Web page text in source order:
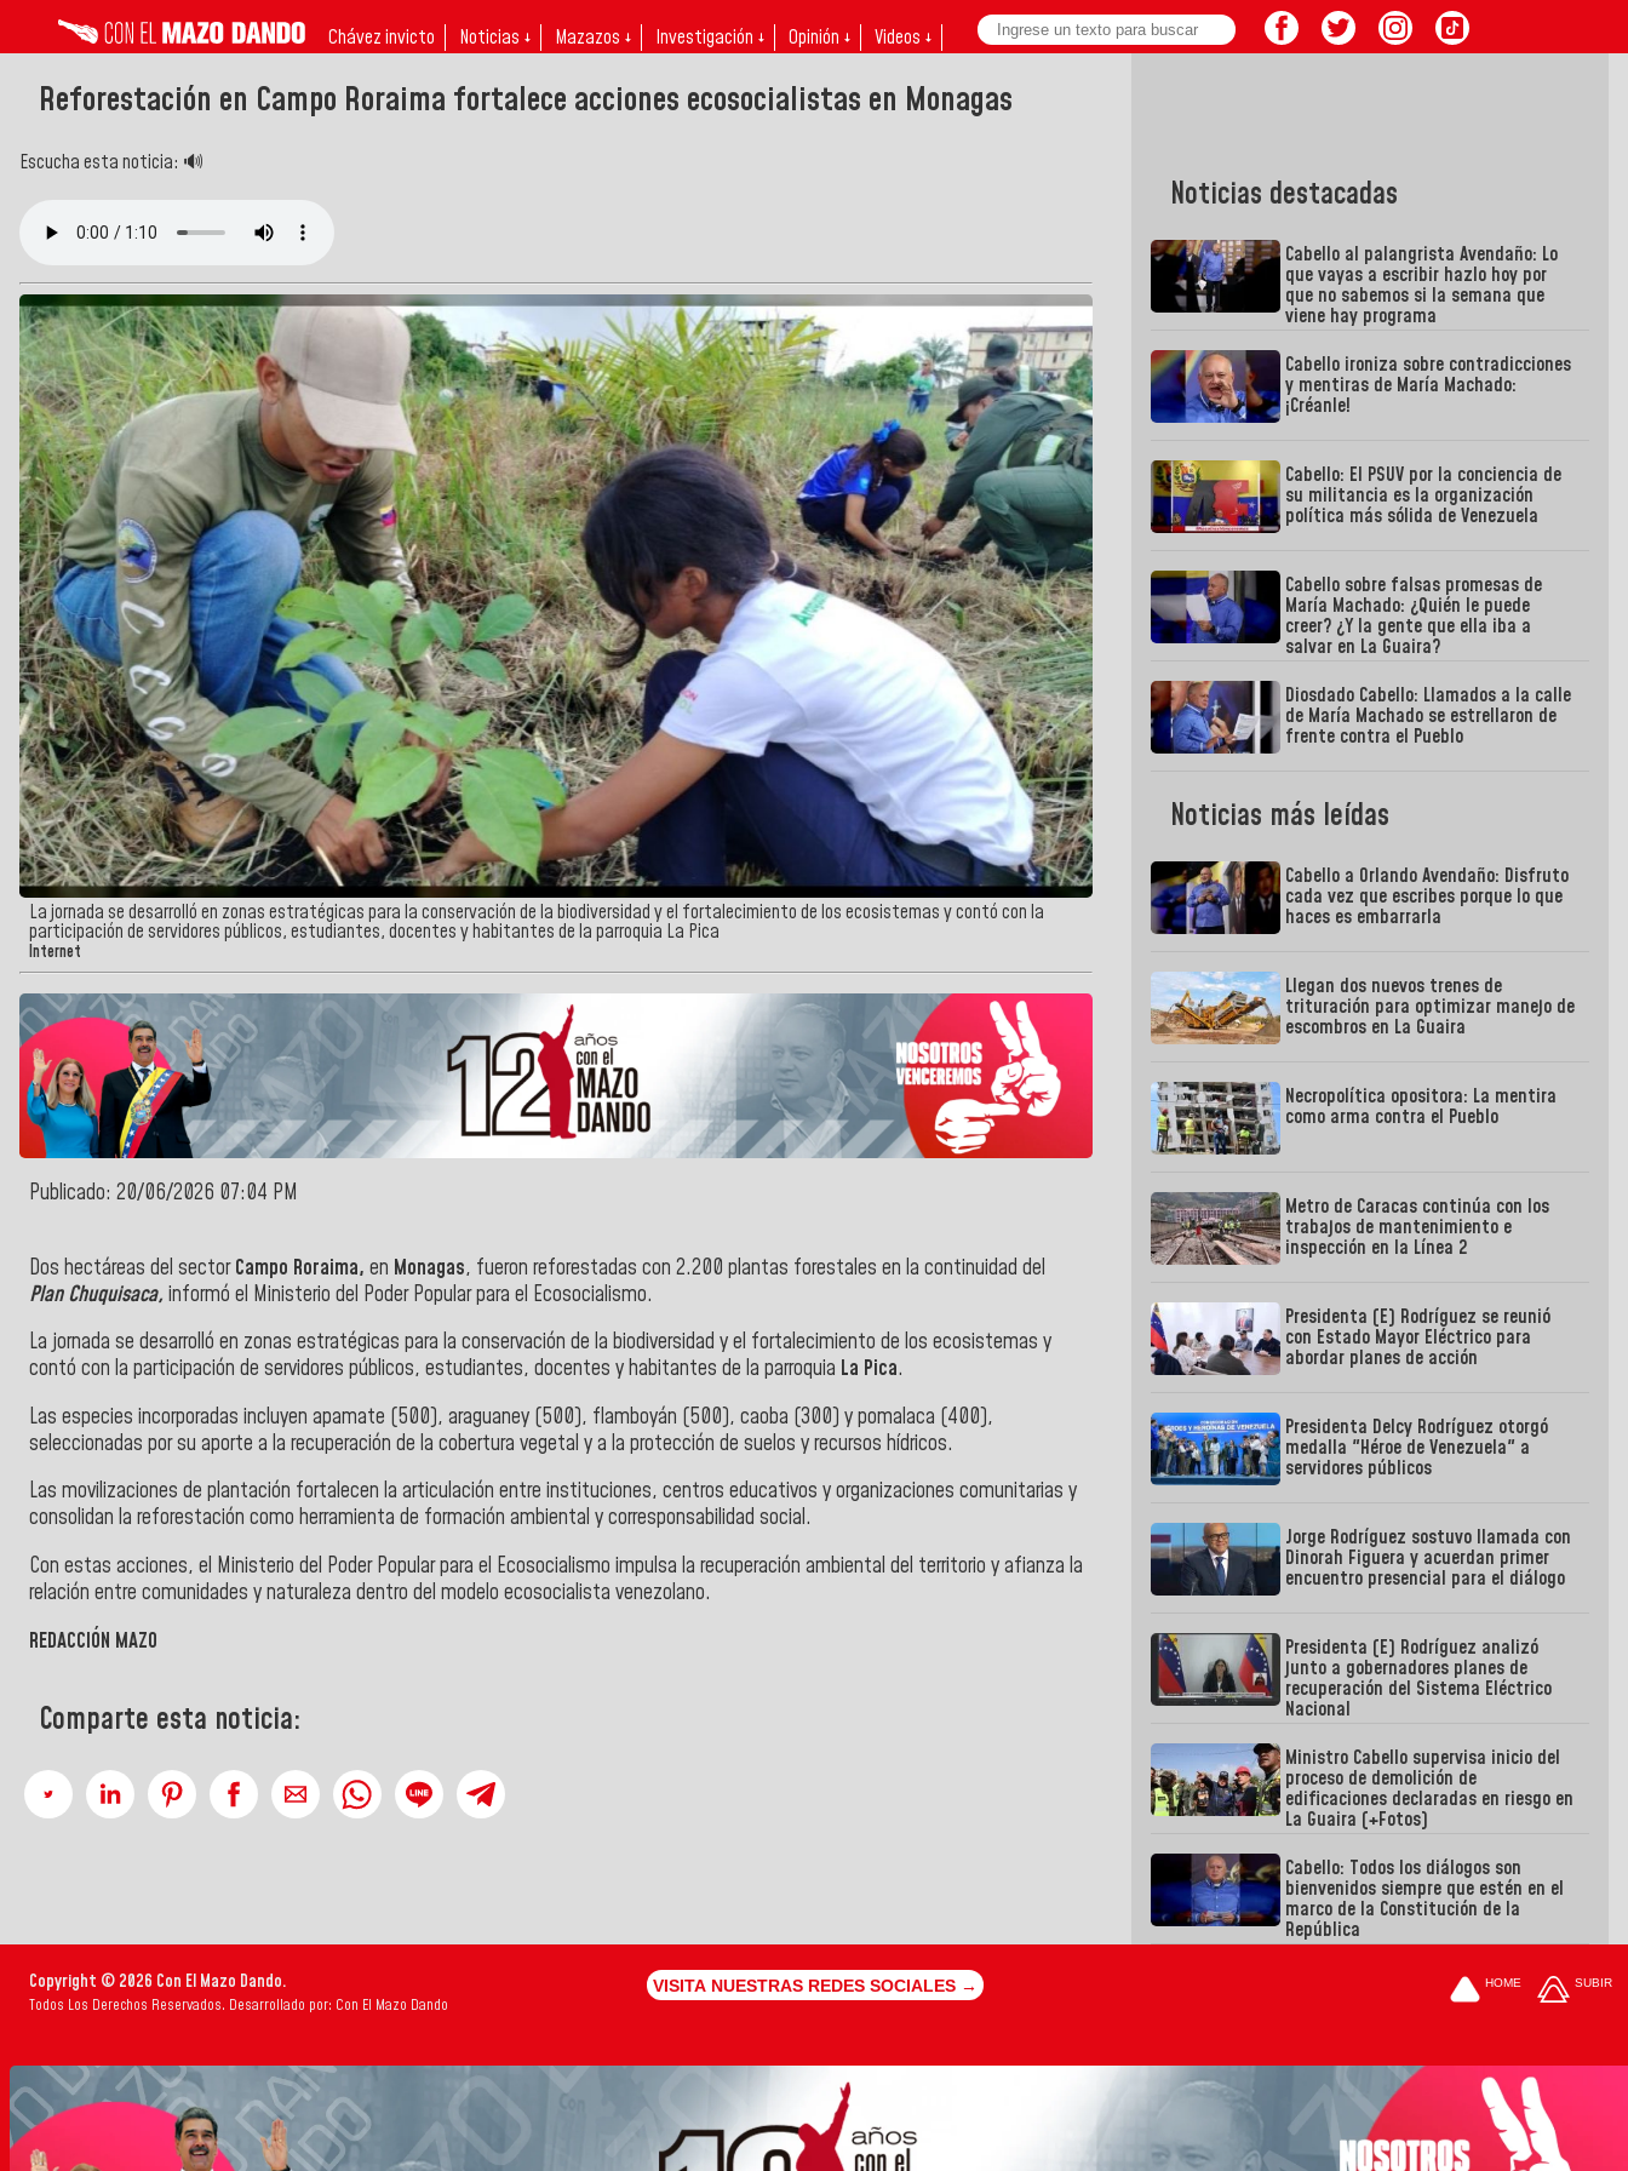
Chávez invicto Noticias ↓ Mazazos ↓ Investigación ↓ Opinión ↓ Videos ↓
Reforestación en Campo Roraima fortalece acciones ecosocialistas en Monagas
Escucha esta noticia: 🔊
La jornada se desarrolló en zonas estratégicas para la conservación de la biodiversidad y el fortalecimiento de los ecosistemas y contó con la
participación de servidores públicos, estudiantes, docentes y habitantes de la parroquia La Pica
Internet
Publicado: 20/06/2026 07:04 PM
Dos hectáreas del sectorCampo Roraima, en Monagas, fueron reforestadas con 2.200 plantas forestales en la continuidad del
Plan Chuquisaca, informó el Ministerio del Poder Popular para el Ecosocialismo.
La jornada se desarrolló en zonas estratégicas para la conservación de la biodiversidad y el fortalecimiento de los ecosistemas y
contó con la participación de servidores públicos, estudiantes, docentes y habitantes de la parroquia La Pica.
Las especies incorporadas incluyen apamate (500), araguaney (500), flamboyán (500), caoba (300) y pomalaca (400),
seleccionadas por su aporte a la recuperación de la cobertura vegetal y a la protección de suelos y recursos hídricos.
Las movilizaciones de plantación fortalecen la articulación entre instituciones, centros educativos y organizaciones comunitarias y
consolidan la reforestación como herramienta de formación ambiental y corresponsabilidad social.
Con estas acciones, el Ministerio del Poder Popular para el Ecosocialismo impulsa la recuperación ambiental del territorio y afianza la
relación entre comunidades y naturaleza dentro del modelo ecosocialista venezolano.
REDACCIÓN MAZO
Comparte esta noticia:
Noticias destacadas
Cabello al palangrista Avendaño: Lo
que vayas a escribir hazlo hoy por
que no sabemos si la semana que
viene hay programa
Cabello ironiza sobre contradicciones
y mentiras de María Machado:
¡Créanle!
Cabello: El PSUV por la conciencia de
su militancia es la organización
política más sólida de Venezuela
Cabello sobre falsas promesas de
María Machado: ¿Quién le puede
creer? ¿Y la gente que ella iba a
salvar en La Guaira?
Diosdado Cabello: Llamados a la calle
de María Machado se estrellaron de
frente contra el Pueblo
Noticias más leídas
Cabello a Orlando Avendaño: Disfruto
cada vez que escribes porque lo que
haces es embarrarla
Llegan dos nuevos trenes de
trituración para optimizar manejo de
escombros en La Guaira
Necropolítica opositora: La mentira
como arma contra el Pueblo
Metro de Caracas continúa con los
trabajos de mantenimiento e
inspección en la Línea 2
Presidenta (E) Rodríguez se reunió
con Estado Mayor Eléctrico para
abordar planes de acción
Presidenta Delcy Rodríguez otorgó
medalla "Héroe de Venezuela" a
servidores públicos
Jorge Rodríguez sostuvo llamada con
Dinorah Figuera y acuerdan primer
encuentro presencial para el diálogo
Presidenta (E) Rodríguez analizó
junto a gobernadores planes de
recuperación del Sistema Eléctrico
Nacional
Ministro Cabello supervisa inicio del
proceso de demolición de
edificaciones declaradas en riesgo en
La Guaira (+Fotos)
Cabello: Todos los diálogos son
bienvenidos siempre que estén en el
marco de la Constitución de la
República
Copyright © 2026 Con El Mazo Dando.
Todos Los Derechos Reservados. Desarrollado por: Con El Mazo Dando
VISITA NUESTRAS REDES SOCIALES → HOME SUBIR